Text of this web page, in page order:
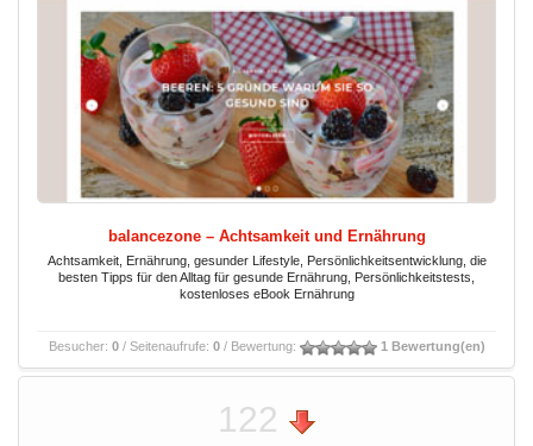
balancezone – Achtsamkeit und Ernährung
Achtsamkeit, Ernährung, gesunder Lifestyle, Persönlichkeitsentwicklung, die
besten Tipps für den Alltag für gesunde Ernährung, Persönlichkeitstests,
kostenloses eBook Ernährung
Besucher: 0/ Seitenaufrufe: 0/ Bewertung: 1 Bewertung(en)
122